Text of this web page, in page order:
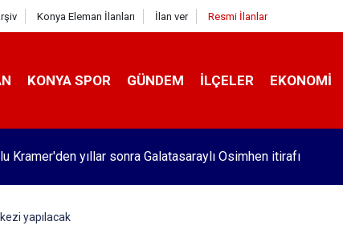
Konya Eleman İlanları İlan ver Resmi İlanlar
KONYA SPOR GÜNDEM İLÇELER EKONOMI
Kramer'den yıllar sonra Galatasaraylı Osimhen itirafı
yapılacak